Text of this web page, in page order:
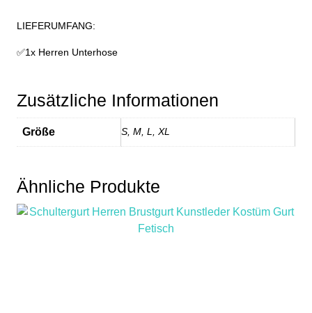
LIEFERUMFANG:
✅1x Herren Unterhose
Zusätzliche Informationen
Größe S, M, L, XL
Ähnliche Produkte